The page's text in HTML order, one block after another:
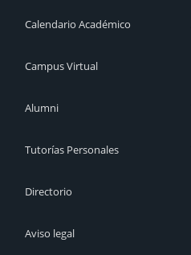
Calendario Académico
Campus Virtual
Alumni
Tutorías Personales
Directorio
Aviso legal